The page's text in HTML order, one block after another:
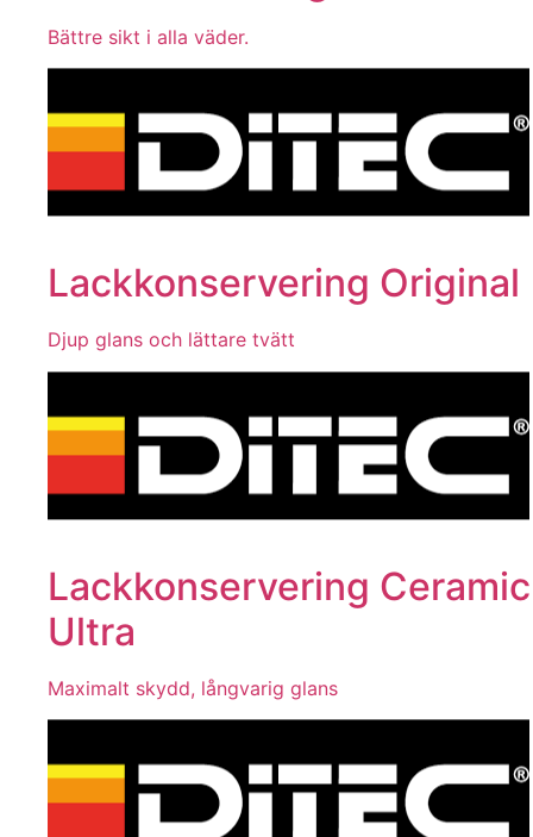
Bättre sikt i alla väder.
Lackkonservering Original
Djup glans och lättare tvätt
Lackkonservering Ceramic
Ultra
Maximalt skydd, långvarig glans